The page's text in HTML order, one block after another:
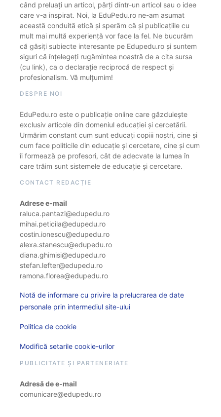
când preluați un articol, părți dintr-un articol sau o idee
care v-a inspirat. Noi, la EduPedu.ro ne-am asumat
această conduită etică și sperăm că și publicațiile cu
mult mai multă experiență vor face la fel. Ne bucurăm
că găsiți subiecte interesante pe Edupedu.ro și suntem
siguri că înțelegeți rugămintea noastră de a cita sursa
(cu link), ca o declarație reciprocă de respect și
profesionalism. Vă mulțumim!
DESPRE NOI
EduPedu.ro este o publicație online care găzduiește
exclusiv articole din domeniul educației și cercetării.
Urmărim constant cum sunt educați copiii noștri, cine și
cum face politicile din educație și cercetare, cine și cum
îi formează pe profesori, cât de adecvate la lumea în
care trăim sunt sistemele de educație și cercetare.
CONTACT REDACȚIE
Adrese e-mail
raluca.pantazi@edupedu.ro
mihai.peticila@edupedu.ro
costin.ionescu@edupedu.ro
alexa.stanescu@edupedu.ro
diana.ghimisi@edupedu.ro
stefan.lefter@edupedu.ro
ramona.florea@edupedu.ro
Notă de informare cu privire la prelucrarea de date
personale prin intermediul site-ului
Politica de cookie
Modifică setarile cookie-urilor
PUBLICITATE ȘI PARTENERIATE
Adresă de e-mail
comunicare@edupedu.ro